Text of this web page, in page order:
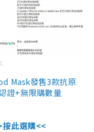
Mask發售3款抗原
證+無限購數量
按此選購<<